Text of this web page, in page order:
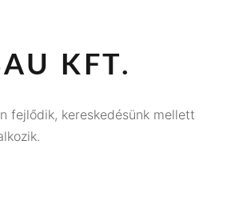
KFT.
fejlődik, kereskedésünk mellett